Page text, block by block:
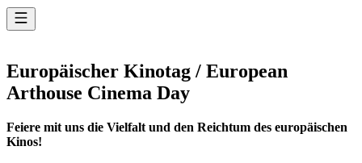
Europäischer Kinotag / European
Arthouse Cinema Day
Feiere mit uns die Vielfalt und den Reichtum des europäischen
Kinos!